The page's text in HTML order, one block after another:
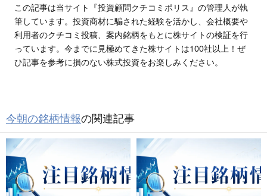
この記事は当サイト『投資顧問クチコミポリス』の管理人が執
筆しています。投資商材に騙された経験を活かし、会社概要や
利用者のクチコミ投稿、案内銘柄をもとに株サイトの検証を行
っています。今までに見極めてきた株サイトは100社以上！ぜ
ひ記事を参考に損のない株式投資をお楽しみください。
今朝の銘柄情報の関連記事